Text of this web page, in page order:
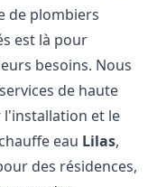
de plombiers
est là pour
besoins. Nous
de haute
et le
eau Lilas,
des résidences,